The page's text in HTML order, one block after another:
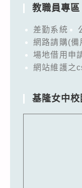
教職員專區
差勤系統
網路請購(備
場地借用申
網站維護之
基隆女中